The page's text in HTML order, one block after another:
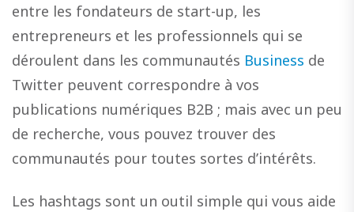
entre les fondateurs de start-up, les
entrepreneurs et les professionnels qui se
déroulent dans les communautés Business de
Twitter peuvent correspondre à vos
publications numériques B2B ; mais avec un peu
de recherche, vous pouvez trouver des
communautés pour toutes sortes d’intérêts.
Les hashtags sont un outil simple qui vous aide